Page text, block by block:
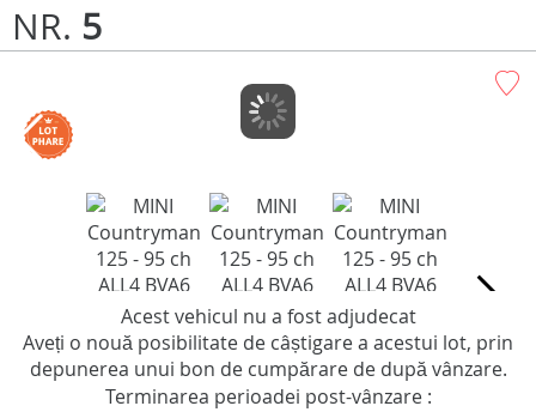
NR. 5
Acest vehicul nu a fost adjudecat
Aveți o nouă posibilitate de câștigare a acestui lot, prin
depunerea unui bon de cumpărare de după vânzare.
Terminarea perioadei post-vânzare :